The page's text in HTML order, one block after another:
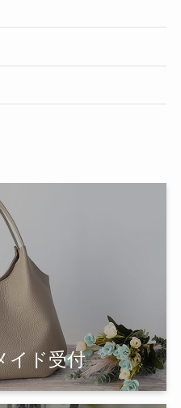
イド受付